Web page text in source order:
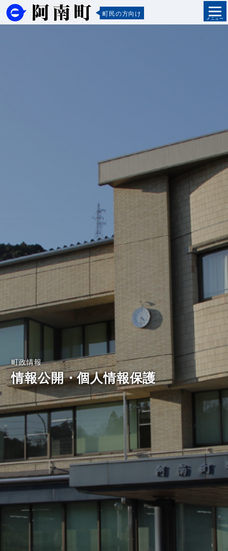
町民の方向け
メニュー
町政情報
情報公開・個人情報保護